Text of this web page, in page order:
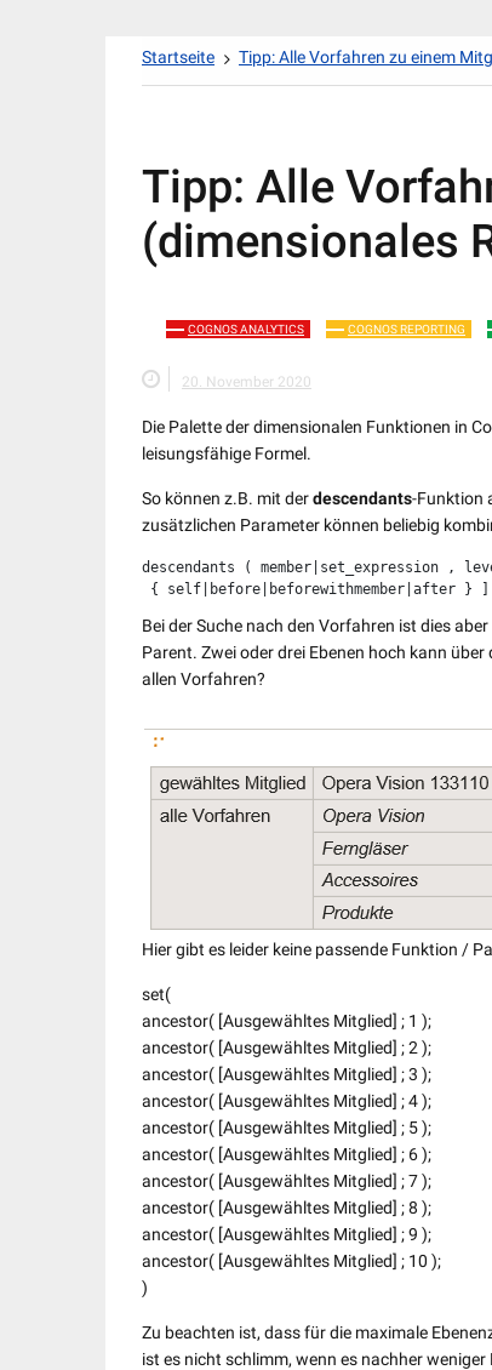
Startseite Tipp: Alle Vorfahren zu einem
Tipp: Alle
(dimensionales
COGNOS ANALYTICS COGNOS REPORTING
20. November 2020
Die Palette der dimensionalen Funktionen in
leisungsfähige Formel.
So können z.B. mit derdescendants-Funktion
zusätzlichen Parameter können beliebig
descendants ( member|set_expression ,
{ self|before|beforewithmember|after } ]
Bei der Suche nach den Vorfahren ist dies
Parent. Zwei oder drei Ebenen hoch kann
allen Vorfahren?
Hier gibt es leider keine passende Funktion /
set(
ancestor( [Ausgewähltes Mitglied] ; 1 );
ancestor( [Ausgewähltes Mitglied] ; 2 );
ancestor( [Ausgewähltes Mitglied] ; 3 );
ancestor( [Ausgewähltes Mitglied] ; 4 );
ancestor( [Ausgewähltes Mitglied] ; 5 );
ancestor( [Ausgewähltes Mitglied] ; 6 );
ancestor( [Ausgewähltes Mitglied] ; 7 );
ancestor( [Ausgewähltes Mitglied] ; 8 );
ancestor( [Ausgewähltes Mitglied] ; 9 );
ancestor( [Ausgewähltes Mitglied] ; 10 );
)
Zu beachten ist, dass für die maximale
ist es nicht schlimm, wenn es nachher weniger